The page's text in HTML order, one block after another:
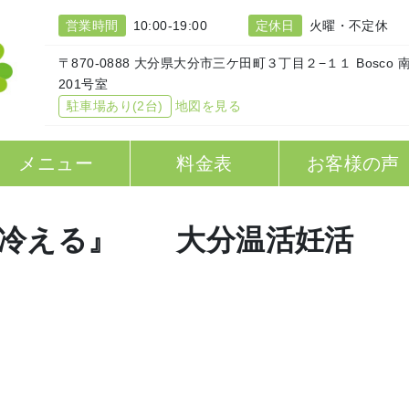
営業時間 10:00-19:00 定休日 火曜・不定休
〒870-0888 大分県大分市三ケ田町３丁目２−１１ Bosco
201号室
駐車場あり(2台)
地図を見る
メニュー 料金表 お客様の声
冷える』 大分温活妊活